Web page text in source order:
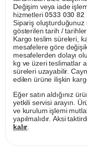
Değişim veya iade
hizmetleri0533 030 82
Sipariş oluşturduğunuz
gösterilen tarih /
Kargo teslim süreleri,
mesafelere göre
mesafelerden dolayı
kg ve üzeri teslimatlar
süreleri uzayabilir.
edilen ürüne ilişkin
Eğer satın aldığınız
yetkili servisi arayın.
ve kurulum işlemi
yapılmalıdır. Aksi
kalır.